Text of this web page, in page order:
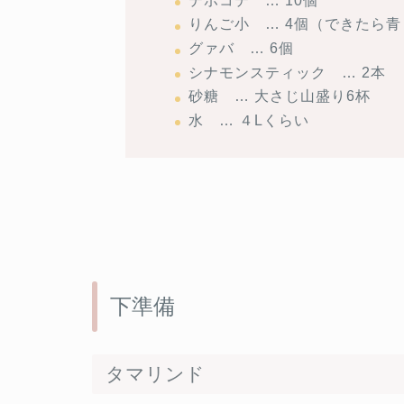
りんご小 … 4個（できたら青
グァバ … 6個
シナモンスティック … 2本
砂糖 … 大さじ山盛り6杯
水 … ４Lくらい
下準備
タマリンド